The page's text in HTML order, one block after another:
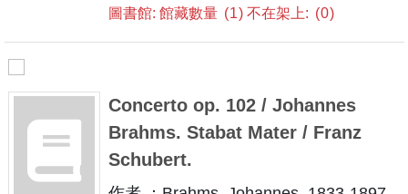
圖書館: 館藏數量 1 不在架上: 0
Concerto op. 102 / Johannes
Brahms. Stabat Mater / Franz
Schubert.